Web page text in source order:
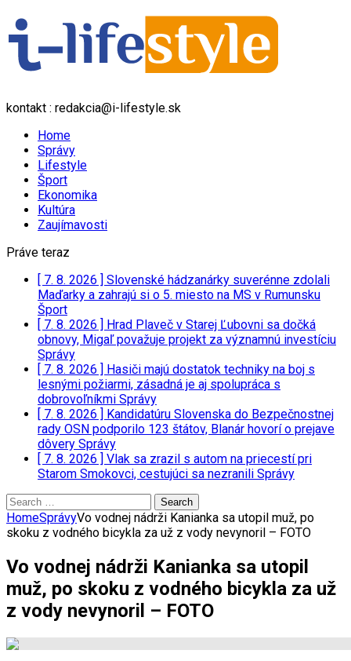
kontakt : redakcia@i-lifestyle.sk
Home
Správy
Lifestyle
Šport
Ekonomika
Kultúra
Zaujímavosti
Práve teraz
[ 7. 8. 2026 ] Slovenské hádzanárky suverénne zdolali
Maďarky a zahrajú si o 5. miesto na MS v Rumunsku
Šport
[ 7. 8. 2026 ] Hrad Plaveč v Starej Ľubovni sa dočká
obnovy, Migaľ považuje projekt za významnú investíciu
Správy
[ 7. 8. 2026 ] Hasiči majú dostatok techniky na boj s
lesnými požiarmi, zásadná je aj spolupráca s
dobrovoľníkmi Správy
[ 7. 8. 2026 ] Kandidatúru Slovenska do Bezpečnostnej
rady OSN podporilo 123 štátov, Blanár hovorí o prejave
dôvery Správy
[ 7. 8. 2026 ] Vlak sa zrazil s autom na priecestí pri
Starom Smokovci, cestujúci sa nezranili Správy
Search
for:
HomeSprávyVo vodnej nádrži Kanianka sa utopil muž, po
skoku z vodného bicykla za už z vody nevynoril – FOTO
Vo vodnej nádrži Kanianka sa utopil
muž, po skoku z vodného bicykla za už
z vody nevynoril – FOTO